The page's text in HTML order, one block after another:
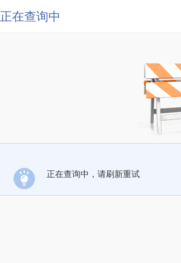
正在查询中
正在查询中，请刷新重试